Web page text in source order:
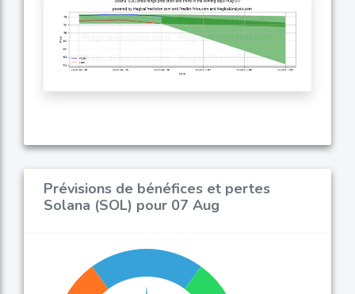
Prévisions de bénéfices et pertes
Solana (SOL) pour 07 Aug